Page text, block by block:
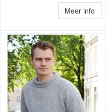
Meer info